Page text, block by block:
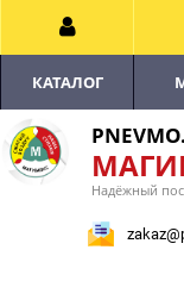
Надёжный
КАТАЛОГ